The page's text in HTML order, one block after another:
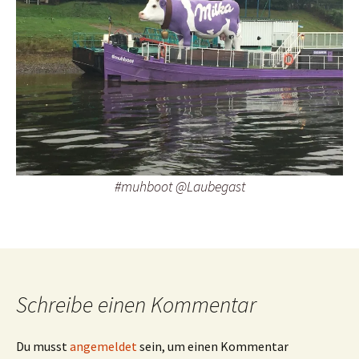
#muhboot @Laubegast
Schreibe einen Kommentar
Du musstangemeldetsein, um einen Kommentar